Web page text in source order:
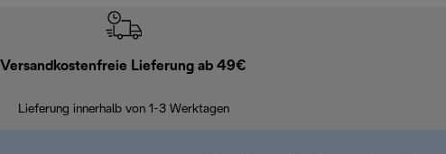
Versandkostenfreie Lieferung ab 49€
Lieferung innerhalb von 1-3 Werktagen